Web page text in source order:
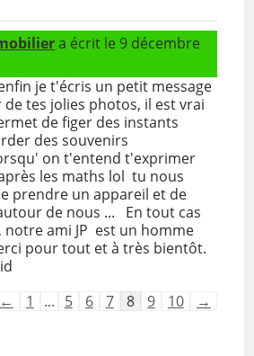
a écrit le 9 décembre
je t'écris un petit message
tes jolies photos, il est vrai
de figer des instants
des souvenirs
on t'entend t'exprimer
les maths lol tu nous
prendre un appareil et de
de nous ... En tout cas
notre ami JP est un homme
pour tout et à très bientôt.
Navigation
← 1 ... 5 6 7 8 9 10 →